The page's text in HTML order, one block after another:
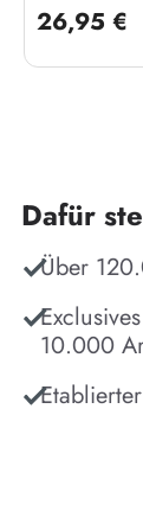
26,95 €
Dafür
Über
10.000